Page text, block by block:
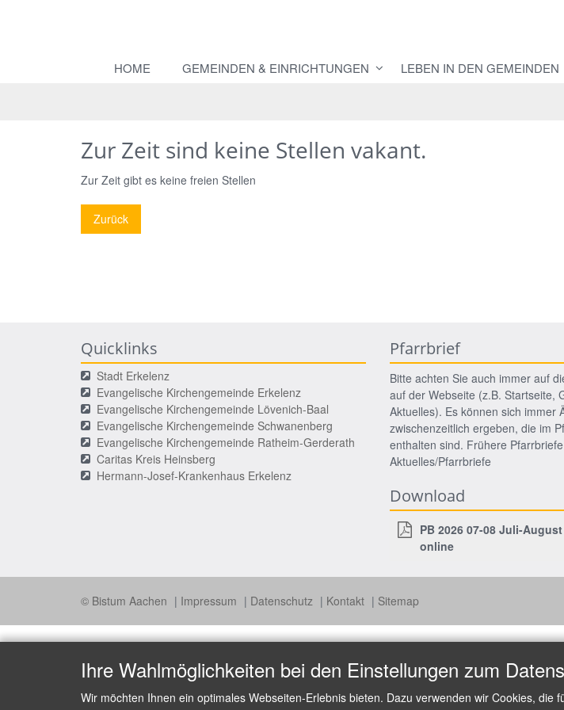
HOME GEMEINDEN & EINRICHTUNGEN LEBEN IN DEN GEMEINDEN
Zur Zeit sind keine Stellen vakant.
Zur Zeit gibt es keine freien Stellen
Zurück
Quicklinks
Stadt Erkelenz
Evangelische Kirchengemeinde Erkelenz
Evangelische Kirchengemeinde Lövenich-Baal
Evangelische Kirchengemeinde Schwanenberg
Evangelische Kirchengemeinde Ratheim-Gerderath
Caritas Kreis Heinsberg
Hermann-Josef-Krankenhaus Erkelenz
Pfarrbrief
Bitte achten Sie auch immer auf
auf der Webseite (z.B. Startseite,
Aktuelles). Es können sich immer
zwischenzeitlich ergeben, die im
enthalten sind. Frühere
Aktuelles/Pfarrbriefe
Download
PB 2026 07-08 Juli-August
online
© Bistum Aachen Impressum Datenschutz Kontakt Sitemap
Ihre Wahlmöglichkeiten bei den Einstellungen zum
Wir möchten Ihnen ein optimales Webseiten-Erlebnis bieten. Dazu verwenden wir Cookies,